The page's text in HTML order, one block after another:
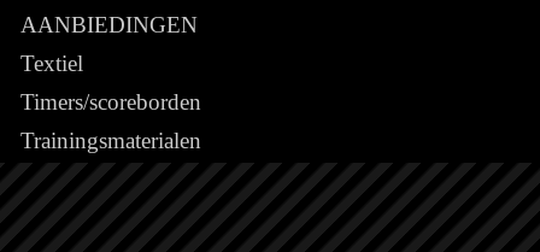
AANBIEDINGEN
Textiel
Timers/scoreborden
Trainingsmaterialen